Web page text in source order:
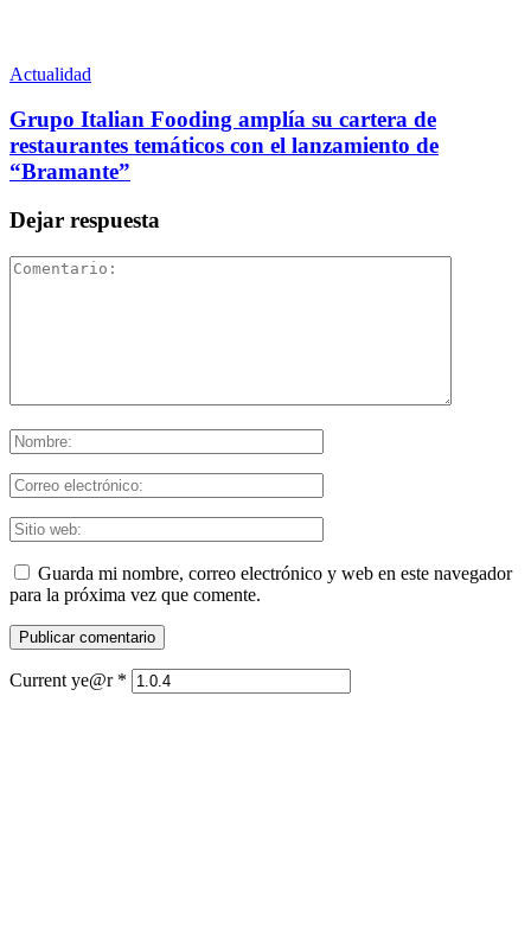
Actualidad
Grupo Italian Fooding amplía su cartera de
restaurantes temáticos con el lanzamiento de
“Bramante”
Dejar respuesta
Guarda mi nombre, correo electrónico y web en este navegador
para la próxima vez que comente.
Current ye@r *